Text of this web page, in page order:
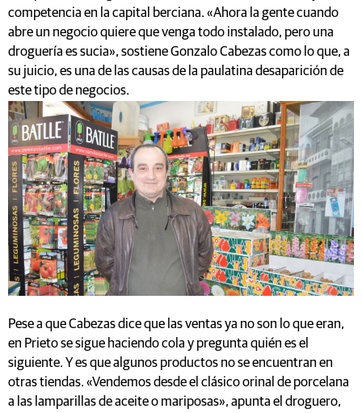
competencia en la capital berciana. «Ahora la gente cuando
abre un negocio quiere que venga todo instalado, pero una
droguería es sucia», sostiene Gonzalo Cabezas como lo que, a
su juicio, es una de las causas de la paulatina desaparición de
este tipo de negocios.
Pese a que Cabezas dice que las ventas ya no son lo que eran,
en Prieto se sigue haciendo cola y pregunta quién es el
siguiente. Y es que algunos productos no se encuentran en
otras tiendas. «Vendemos desde el clásico orinal de porcelana
a las lamparillas de aceite o mariposas», apunta el droguero,